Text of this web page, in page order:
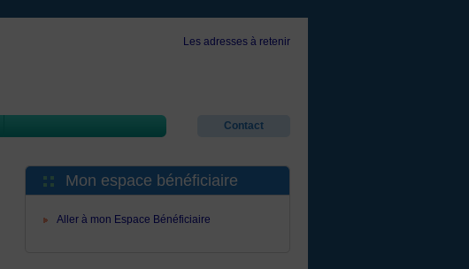
Les adresses à retenir
Mon espace bénéficiaire
Aller à mon Espace Bénéficiaire
Contact